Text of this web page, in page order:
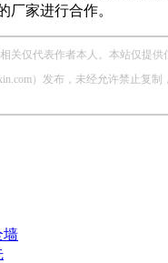
厂家进行合作。
仅代表作者本人。本站仅提
）发布，未经允许禁止复制
墙